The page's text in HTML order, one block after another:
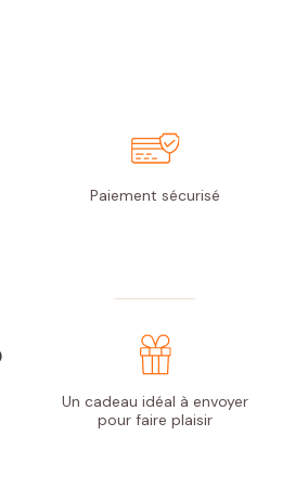
Paiement sécurisé
Un cadeau idéal à envoyer
pour faire plaisir